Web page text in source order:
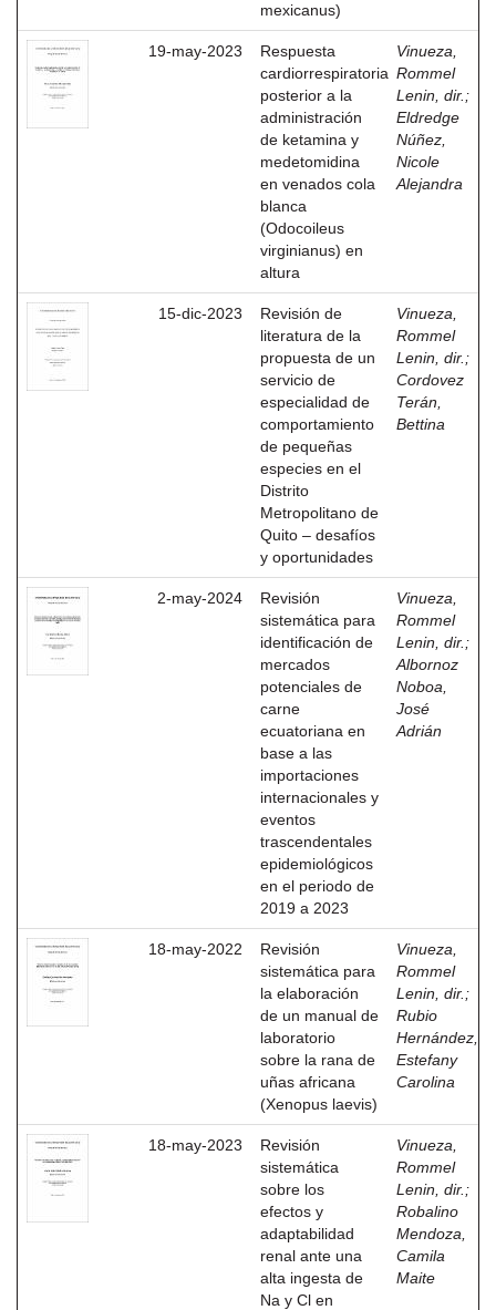
mexicanus)
19-may-2023
Respuesta
cardiorrespiratoria
posterior a la
administración
de ketamina y
medetomidina
en venados cola
blanca
(Odocoileus
virginianus) en
altura
Vinueza,
Rommel
Lenin, dir. ;
Eldredge
Núñez,
Nicole
Alejandra
15-dic-2023
Revisión de
literatura de la
propuesta de un
servicio de
especialidad de
comportamiento
de pequeñas
especies en el
Distrito
Metropolitano de
Quito – desafíos
y oportunidades
Vinueza,
Rommel
Lenin, dir. ;
Cordovez
Terán,
Bettina
2-may-2024
Revisión
sistemática para
identificación de
mercados
potenciales de
carne
ecuatoriana en
base a las
importaciones
internacionales y
eventos
trascendentales
epidemiológicos
en el periodo de
2019 a 2023
Vinueza,
Rommel
Lenin, dir. ;
Albornoz
Noboa,
José
Adrián
18-may-2022
Revisión
sistemática para
la elaboración
de un manual de
laboratorio
sobre la rana de
uñas africana
(Xenopus laevis)
Vinueza,
Rommel
Lenin, dir. ;
Rubio
Hernández,
Estefany
Carolina
18-may-2023
Revisión
sistemática
sobre los
efectos y
adaptabilidad
renal ante una
alta ingesta de
Na y Cl en
Vinueza,
Rommel
Lenin, dir. ;
Robalino
Mendoza,
Camila
Maite